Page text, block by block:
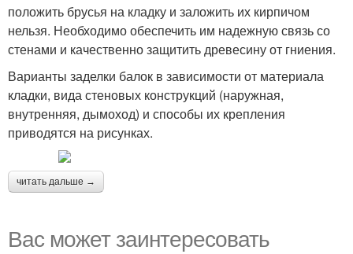
положить брусья на кладку и заложить их кирпичом
нельзя. Необходимо обеспечить им надежную связь со
стенами и качественно защитить древесину от гниения.
Варианты заделки балок в зависимости от материала
кладки, вида стеновых конструкций (наружная,
внутренняя, дымоход) и способы их крепления
приводятся на рисунках.
читать дальше →
Вас может заинтересовать